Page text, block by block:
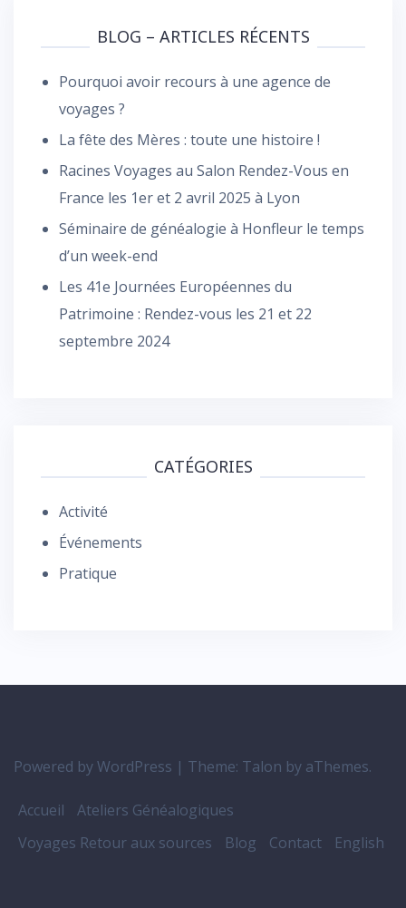
BLOG – ARTICLES RÉCENTS
Pourquoi avoir recours à une agence de
voyages ?
La fête des Mères : toute une histoire !
Racines Voyages au Salon Rendez-Vous en
France les 1er et 2 avril 2025 à Lyon
Séminaire de généalogie à Honfleur le temps
d’un week-end
Les 41e Journées Européennes du
Patrimoine : Rendez-vous les 21 et 22
septembre 2024
CATÉGORIES
Activité
Événements
Pratique
Powered by WordPress | Theme: Talon by aThemes.
Accueil
Ateliers Généalogiques
Voyages Retour aux sources
Blog Contact English